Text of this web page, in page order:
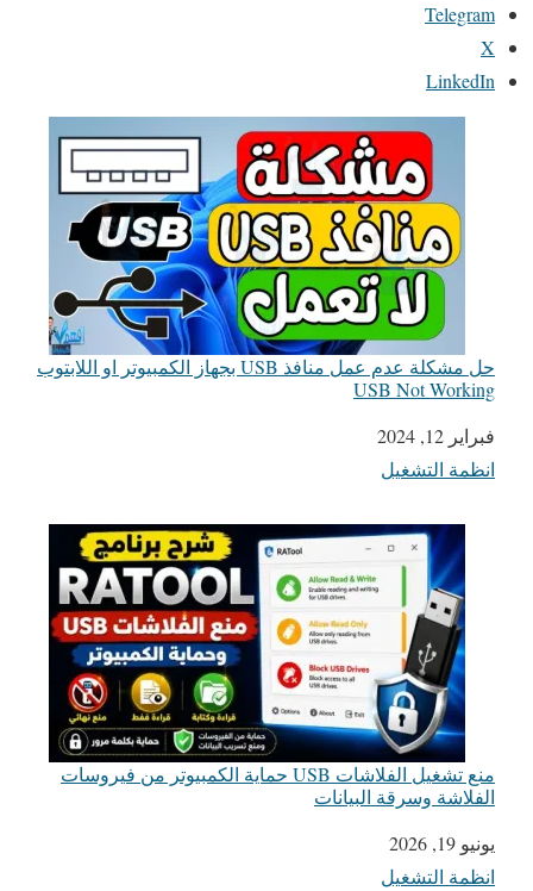
Telegram
X
LinkedIn
حل مشكلة عدم عمل منافذ USB بجهاز الكمبيوتر او اللابتوب
USB Not Working
التاريخ
فبراير 12, 2024
في ما يتعلق بما يأتي
انظمة التشغيل
منع تشغيل الفلاشات USB حماية الكمبيوتر من فيروسات
الفلاشة وسرقة البيانات
التاريخ
يونيو 19, 2026
في ما يتعلق بما يأتي
انظمة التشغيل